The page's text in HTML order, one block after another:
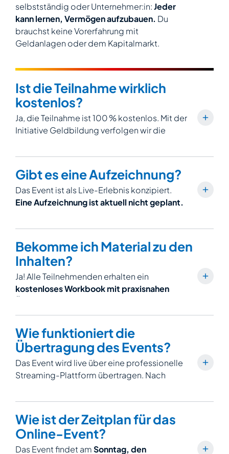
selbstständig oder Unternehmer:in:Jeder
kann lernen, Vermögen aufzubauen. Du
brauchst keine Vorerfahrung mit
Geldanlagen oder dem Kapitalmarkt.
Ist die Teilnahme wirklich
kostenlos?
Ja, die Teilnahme ist 100 % kostenlos. Mit der
Initiative Geldbildung verfolgen wir die
Gesellschaft zu schließen.Deshalb stellen
Akademie komplett kostenfrei zur
Verfügung. Ein Tag für mehr finanzielle
Bildung, offen für alle.
Gibt es eine Aufzeichnung?
Das Event ist als Live-Erlebnis konzipiert.
Eine Aufzeichnung ist aktuell nicht geplant.
Erfahrung mit direkter Interaktion,
Gemeinschaftsgefühl. Das lässt sich nicht
nachholen!
Bekomme ich Material zu den
Inhalten?
Ja! Alle Teilnehmenden erhalten ein
kostenloses Workbook mit praxisnahen
Gelernte vertiefen und Deine Finanzen
bleibt das Event-Wissen auch nach dem Tag
bei Dir.
Wie funktioniert die
Übertragung des Events?
Das Event wird live über eine professionelle
Streaming-Plattform übertragen. Nach
technischen Informationen und den
Du benötigst
lediglich eine stabile Internetverbindung
und ein Gerät mit Internetzugang (wir
empfehlen die Teilnahme über Desktop
Wie ist der Zeitplan für das
Online-Event?
Das Event findet amSonntag, den